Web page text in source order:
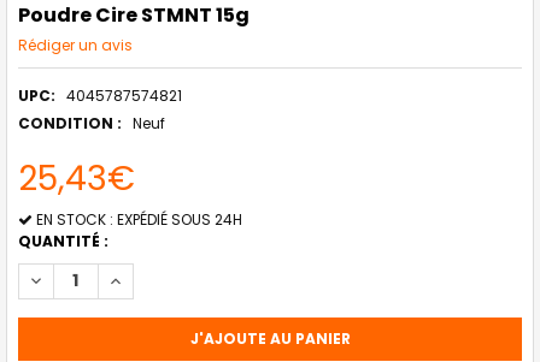
Poudre Cire STMNT 15g
Rédiger un avis
UPC: 4045787574821
CONDITION : Neuf
25,43€
STOCK
ACTUEL
:
EN STOCK : EXPÉDIÉ SOUS 24H
QUANTITÉ :
DIMINUER LA QUANTITÉ DE POUDRE CIRE STMNT 15G
AUGMENTER LA QUANTITÉ DE POUDRE CIRE STMNT 15G